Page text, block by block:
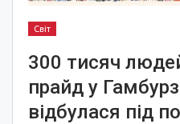
Світ
300 тисяч
прайд у
відбулася під